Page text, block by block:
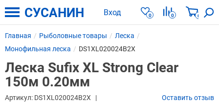
Вход 0 0 0
СУСАНИН
Главная Рыболовные товары
Леска
Монофильная леска
DS1XL020024B2X
Леска Sufix XL Strong Clear
150м 0.20мм
Артикул: DS1XL020024B2X Оставить отзыв